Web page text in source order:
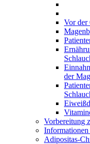
Vor der
der
Vorbereitung
Adipositas-